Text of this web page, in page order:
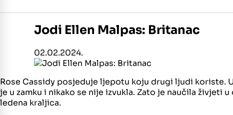
Jodi Ellen Malpas: Britanac
02.02.2024.
Rose Cassidy posjeduje ljepotu koju drugi ljudi koriste.
je u zamku i nikako se nije izvukla. Zato je naučila
ledena kraljica.